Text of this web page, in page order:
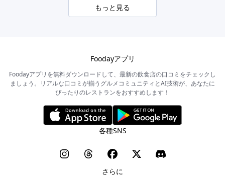
もっと見る
Foodayアプリ
Foodayアプリを無料ダウンロードして、最新の飲食店の口コミをチェックし
ましょう。リアルな口コミが揃うグルメコミュニティとAI技術が、あなたに
ぴったりのレストランをおすすめします！
各種SNS
さらに